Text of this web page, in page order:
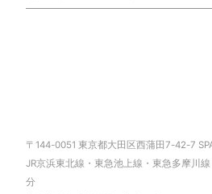
〒144-0051 東京都大田区西蒲田7-42-7
JR京浜東北線・東急池上線・東急多摩川
分